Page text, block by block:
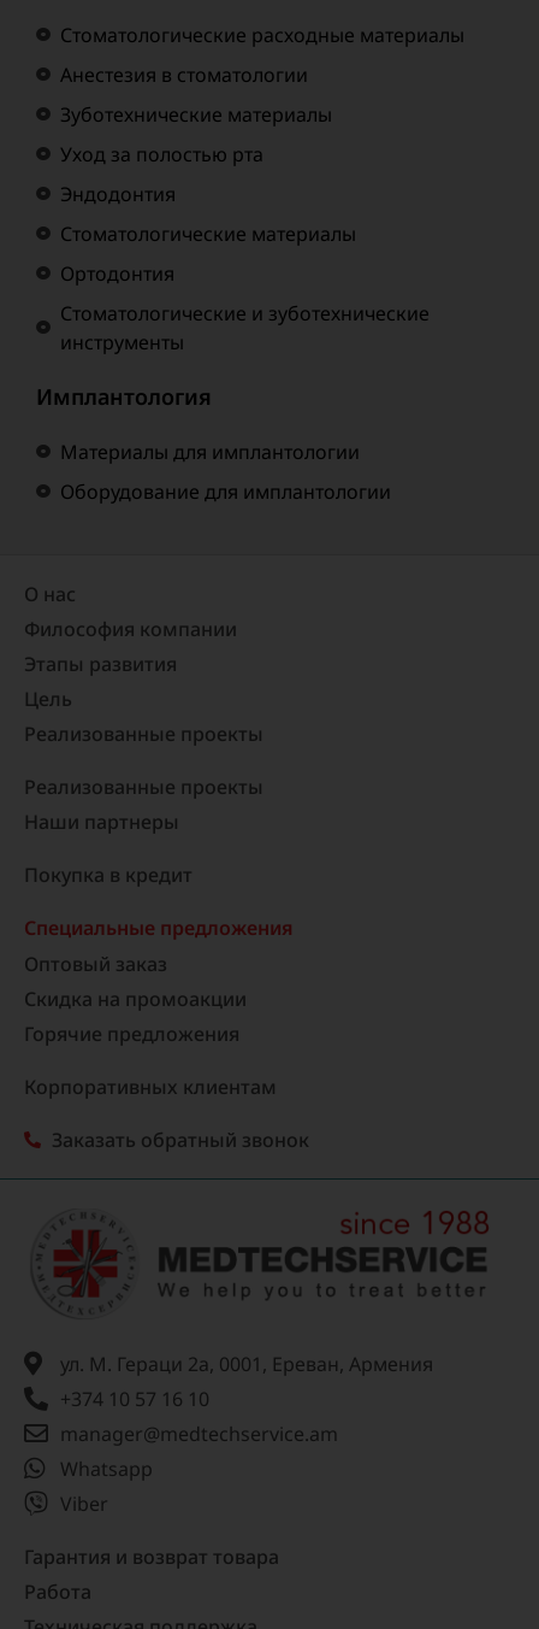
Стоматологические расходные материалы
Анестезия в стоматологии
Зуботехнические материалы
Уход за полостью рта
Эндодонтия
Стоматологические материалы
Ортодонтия
Стоматологические и зуботехнические
инструменты
Имплантология
Материалы для имплантологии
Оборудование для имплантологии
О нас
Философия компании
Этапы развития
Цель
Реализованные проекты​
Реализованные проекты
Наши партнеры
Покупка в кредит
Специальные предложения
Оптовый заказ
Скидка на промоакции
Горячие предложения
Корпоративных клиентам
Заказать обратный звонок
ул. М. Гераци 2а, 0001, Ереван, Армения
+374 10 57 16 10
manager@medtechservice.am
Whatsapp
Viber
Гарантия и возврат товара
Работа